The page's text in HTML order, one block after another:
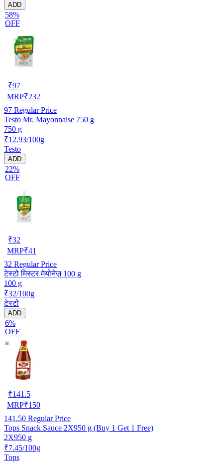
ADD
58%
OFF
₹97
MRP₹232
97 Regular Price
Testo Mr. Mayonnaise 750 g
750 g
₹12.93/100g
Testo
ADD
22%
OFF
₹32
MRP₹41
32 Regular Price
टेस्टो मिस्टर मेयोनेज़ 100 g
100 g
₹32/100g
टेस्टो
ADD
6%
OFF
₹141.5
MRP₹150
141.50 Regular Price
Tops Snack Sauce 2X950 g (Buy 1 Get 1 Free)
2X950 g
₹7.45/100g
Tops